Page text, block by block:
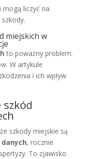
mogą liczyć na
miejskich w
to poważny problem.
W artykule
i ich wpływ
szkody miejskie są
danych, rocznie
To zjawisko